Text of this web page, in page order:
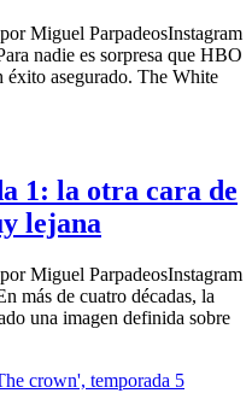
Miguel ParpadeosInstagram
nadie es sorpresa que HBO
éxito asegurado. The White
1: la otra cara de
lejana
Miguel ParpadeosInstagram
más de cuatro décadas, la
una imagen definida sobre